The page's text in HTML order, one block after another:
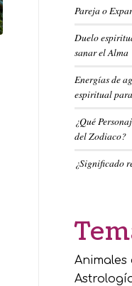
Pareja o
Duelo
sanar el Alma
Energías de
espiritual
¿Qué
del Zodiaco?
¿Significado
Animales